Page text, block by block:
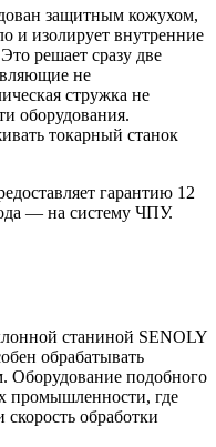
защитным кожухом,
и изолирует внутренние
решает сразу две
не
стружка не
оборудования.
токарный станок
гарантию 12
— на систему ЧПУ.
станиной SENOLY
обрабатывать
Оборудование подобного
промышленности, где
обработки